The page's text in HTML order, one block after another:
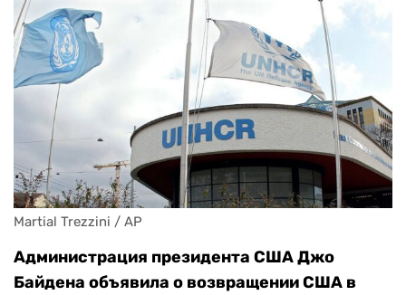
Martial Trezzini / AP
Администрация президента США Джо
Байдена объявила о возвращении США в